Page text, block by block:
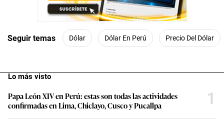
Seguir temas Dólar Dólar En Perú Precio Del Dólar
Lo más visto
Papa León XIV en Perú: estas son todas las actividades
confirmadas en Lima, Chiclayo, Cusco y Pucallpa
1